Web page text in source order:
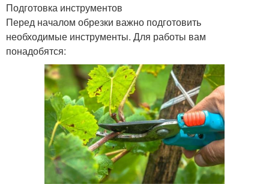
Подготовка инструментов
Перед началом обрезки важно подготовить
необходимые инструменты. Для работы вам
понадобятся: